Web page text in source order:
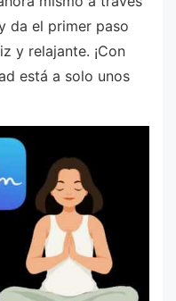
da el primer paso
y relajante. ¡Con
está a solo unos